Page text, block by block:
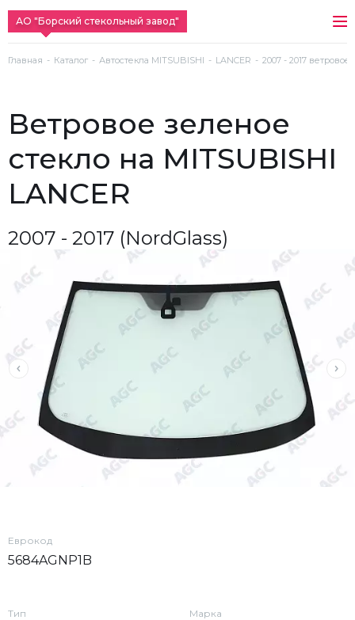
АО "Борский стекольный завод"
Главная Каталог Автостекла MITSUBISHI LANCER 2007 - 2017
ветровое зеленое
стекло на MITSUBISHI
LANCER
2007 - 2017 (NordGlass)
Еврокод
5684AGNP1B
Тип Марка